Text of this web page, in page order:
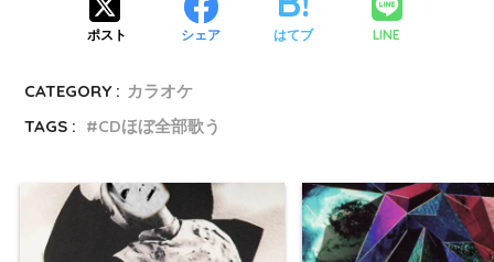
ポスト シェア はてブ LINE
CATEGORY : カラオケ
TAGS :
CDほぼ全部歌う